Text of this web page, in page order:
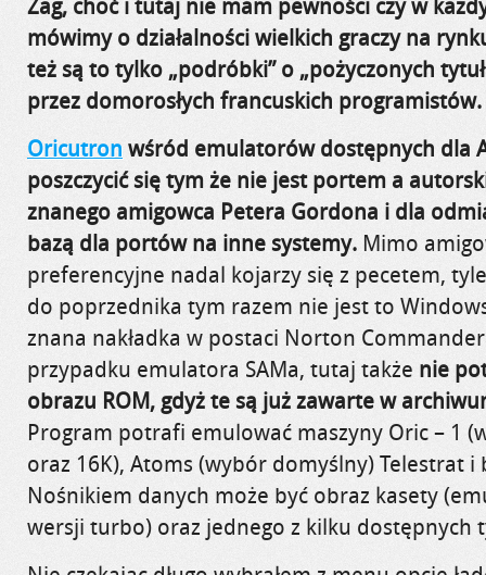
Zag, choć i tutaj nie mam pewności czy w
mówimy o działalności wielkich graczy na
też są to tylko „podróbki” o „pożyczonych
przez domorosłych francuskich programistów.
Oricutron wśród emulatorów dostępnych dla
poszczycić się tym że nie jest portem a
znanego amigowca Petera Gordona i dla
bazą dla portów na inne systemy. Mimo
preferencyjne nadal kojarzy się z pecetem,
do poprzednika tym razem nie jest to
znana nakładka w postaci Norton
przypadku emulatora SAMa, tutaj także nie
obrazu ROM, gdyż te są już zawarte w
Program potrafi emulować maszyny Oric – 1
oraz 16K), Atoms (wybór domyślny) Telestrat i
Nośnikiem danych może być obraz kasety
wersji turbo) oraz jednego z kilku dostępnych